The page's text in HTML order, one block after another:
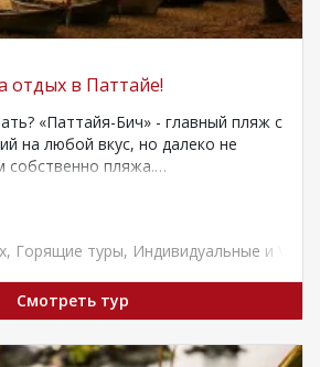
в Паттайе!
«Паттайя-Бич» - главный пляж с
на любой вкус, но далеко не
собственно пляжа.…
, Горящие туры, Индивидуальные и VIP
Смотреть тур